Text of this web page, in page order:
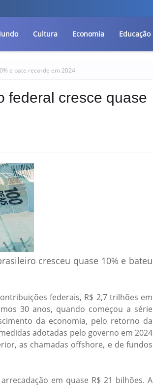
Cultura Economia Educação
e bate recorde em 2024
federal cresce quase
cresceu quase 10% e bateu
federais, R$ 2,7 trilhões em
30 anos, quando começou a série
da economia, pelo retorno da
adotadas pelo governo em 2024
as chamadas offshore, e de fundos
em quase R$ 21 bilhões. A